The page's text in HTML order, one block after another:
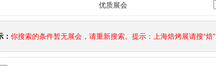
优质展会
： 你搜索的条件暂无展会，请重新搜索。提示：上海焙烤展请搜“焙”.